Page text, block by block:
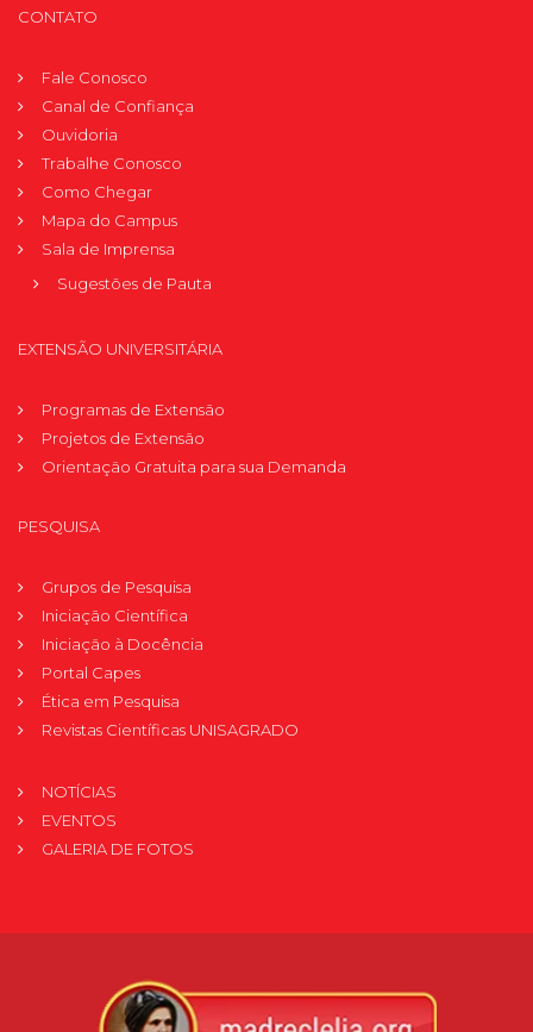
CONTATO
Fale Conosco
Canal de Confiança
Ouvidoria
Trabalhe Conosco
Como Chegar
Mapa do Campus
Sala de Imprensa
Sugestões de Pauta
EXTENSÃO UNIVERSITÁRIA
Programas de Extensão
Projetos de Extensão
Orientação Gratuita para sua Demanda
PESQUISA
Grupos de Pesquisa
Iniciação Científica
Iniciação à Docência
Portal Capes
Ética em Pesquisa
Revistas Científicas UNISAGRADO
NOTÍCIAS
EVENTOS
GALERIA DE FOTOS